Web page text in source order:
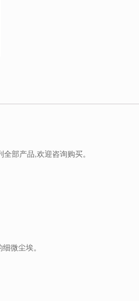
部产品,欢迎咨询购买。
微尘埃。